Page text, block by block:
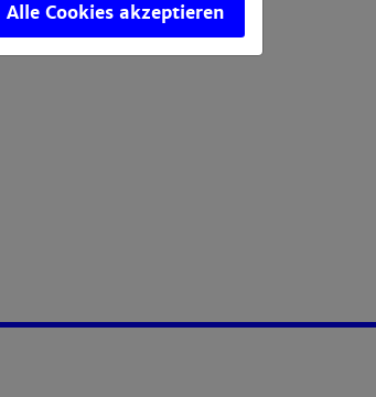
Alle Cookies akzeptieren